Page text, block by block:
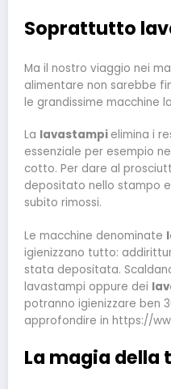
Soprattutto
Ma il nostro viaggio nei
alimentare non sarebbe
le grandissime macchine
La lavastampi elimina i
essenziale per esempio
cotto. Per dare al
depositato nello stampo
subito rimossi.
Le macchine denominate
igienizzano tutto:
stata depositata.
lavastampi oppure dei
potranno igienizzare ben
approfondire in https://
La magia